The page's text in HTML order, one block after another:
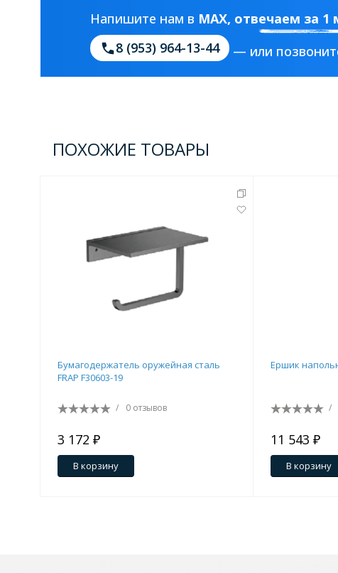
Напишите нам в MAX, отвечаем за 1
8 (953) 964-13-44
— или
ПОХОЖИЕ ТОВАРЫ
Бумагодержатель оружейная сталь
FRAP F30603-19
/ 0 отзывов
3 172 ₽
В корзину
Ершик
/
11 543 ₽
В корзину